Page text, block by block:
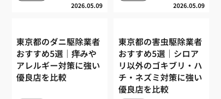
2026.05.09 2026.05.09
東京都のダニ駆除業者
おすすめ5選｜痒みや
アレルギー対策に強い
優良店を比較
東京都の害虫駆除業者
おすすめ5選｜シロア
リ以外のゴキブリ・ハ
チ・ネズミ対策に強い
優良店を比較